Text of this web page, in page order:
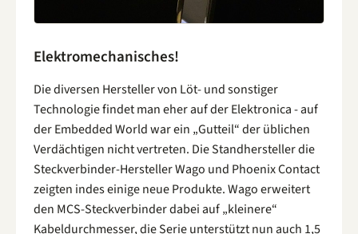
Elektromechanisches!
Die diversen Hersteller von Löt- und sonstiger
Technologie findet man eher auf der Elektronica - auf
der Embedded World war ein „Gutteil“ der üblichen
Verdächtigen nicht vertreten. Die Standhersteller die
Steckverbinder-Hersteller Wago und Phoenix Contact
zeigten indes einige neue Produkte. Wago erweitert
den MCS-Steckverbinder dabei auf „kleinere“
Kabeldurchmesser, die Serie unterstützt nun auch 1,5